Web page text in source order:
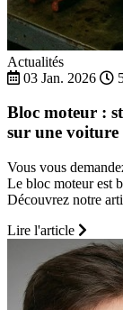
Actualités
03 Jan. 2026
Bloc moteur :
sur une voiture
Vous vous
Le bloc moteur est
Découvrez notre
Lire l'article